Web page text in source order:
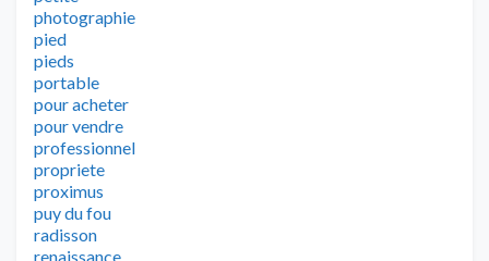
photographie
pied
pieds
portable
pour acheter
pour vendre
professionnel
propriete
proximus
puy du fou
radisson
renaissance